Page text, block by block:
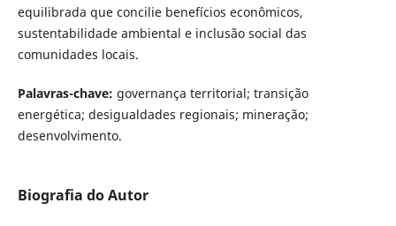
equilibrada que concilie benefícios econômicos,
sustentabilidade ambiental e inclusão social das
comunidades locais.
Palavras-chave: governança territorial; transição
energética; desigualdades regionais; mineração;
desenvolvimento.
Biografia do Autor